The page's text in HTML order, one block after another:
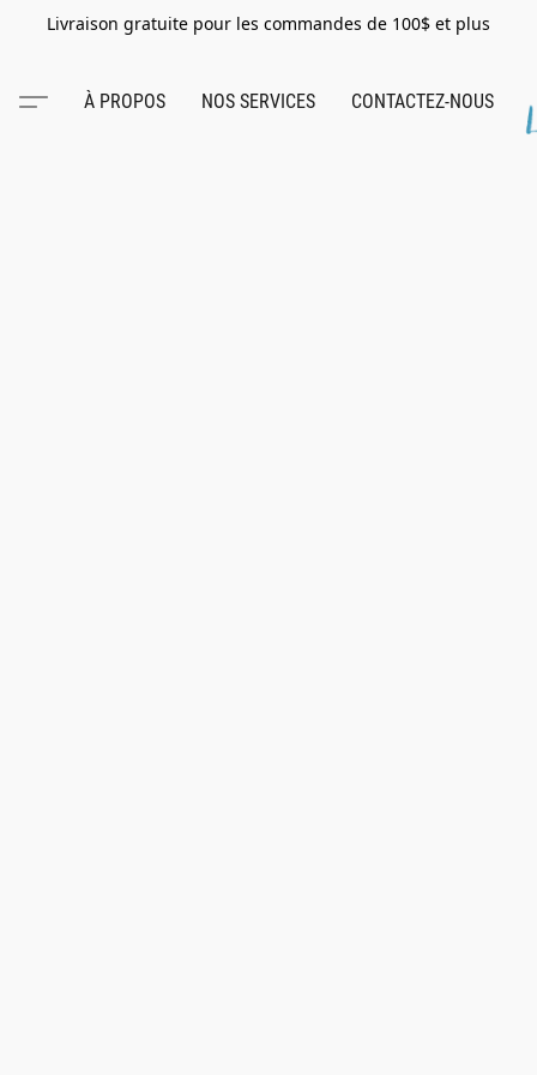
Livraison gratuite pour les commandes de 100$ et plus
À PROPOS NOS SERVICES CONTACTEZ-NOUS